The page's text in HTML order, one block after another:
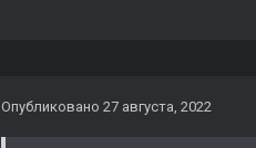
Опубликовано 27 августа, 2022